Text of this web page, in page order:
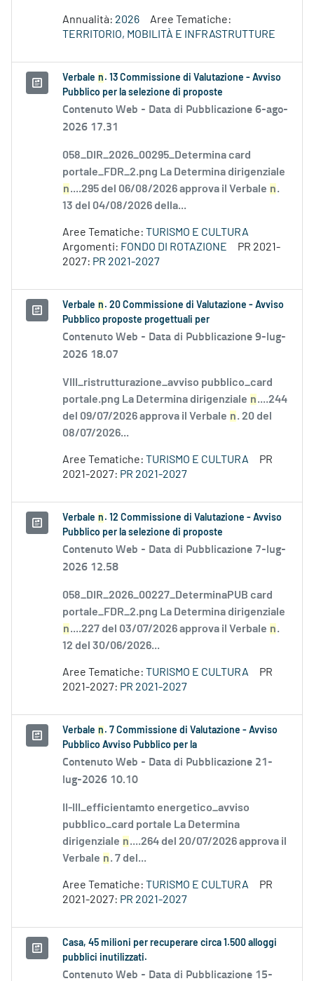
Annualità: 2026
Aree Tematiche:
TERRITORIO, MOBILITÀ E INFRASTRUTTURE
Verbale n . 13 Commissione di Valutazione - Avviso
Pubblico per la selezione di proposte
Contenuto Web - Data di Pubblicazione 6-ago-
2026 17.31
058_DIR_2026_00295_Determina card
portale_FDR_2.png La Determina dirigenziale
n....295 del 06/08/2026 approva il Verbale n.
13 del 04/08/2026 della...
Aree Tematiche: TURISMO E CULTURA
Argomenti: FONDO DI ROTAZIONE
PR 2021-
2027: PR 2021-2027
Verbale n . 20 Commissione di Valutazione - Avviso
Pubblico proposte progettuali per
Contenuto Web - Data di Pubblicazione 9-lug-
2026 18.07
VIII_ristrutturazione_avviso pubblico_card
portale.png La Determina dirigenziale n....244
del 09/07/2026 approva il Verbale n. 20 del
08/07/2026...
Aree Tematiche: TURISMO E CULTURA
PR
2021-2027: PR 2021-2027
Verbale n . 12 Commissione di Valutazione - Avviso
Pubblico per la selezione di proposte
Contenuto Web - Data di Pubblicazione 7-lug-
2026 12.58
058_DIR_2026_00227_DeterminaPUB card
portale_FDR_2.png La Determina dirigenziale
n....227 del 03/07/2026 approva il Verbale n.
12 del 30/06/2026...
Aree Tematiche: TURISMO E CULTURA
PR
2021-2027: PR 2021-2027
Verbale n . 7 Commissione di Valutazione - Avviso
Pubblico Avviso Pubblico per la
Contenuto Web - Data di Pubblicazione 21-
lug-2026 10.10
II-III_efficientamto energetico_avviso
pubblico_card portale La Determina
dirigenziale n....264 del 20/07/2026 approva il
Verbale n. 7 del...
Aree Tematiche: TURISMO E CULTURA
PR
2021-2027: PR 2021-2027
Casa, 45 milioni per recuperare circa 1.500 alloggi
pubblici inutilizzati.
Contenuto Web - Data di Pubblicazione 15-